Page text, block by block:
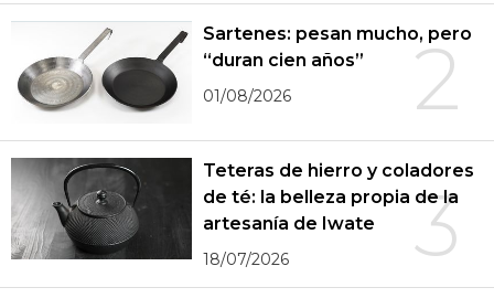
2
Sartenes: pesan mucho, pero
“duran cien años”
01/08/2026
3
Teteras de hierro y coladores
de té: la belleza propia de la
artesanía de Iwate
18/07/2026